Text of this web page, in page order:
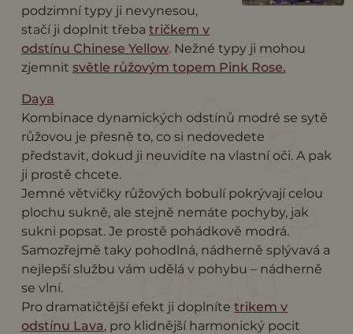
podzimní typy ji nevynesou,
stačí ji doplnit třeba tričkem v
odstínu Chinese Yellow. Nežné typy ji mohou
zjemnit světle růžovým topem Pink Rose.
Daya
Kombinace dynamických odstínů modré se sytě
růžovou je přesně to, co si nedovedete
představit, dokud ji neuvidíte na vlastní oči. A pak
ji prostě chcete.
Jemné větvičky růžových bobulí pokrývají celou
plochu sukně, ale stejně nemáte pochyby, jak
sukni popsat. Je prostě pohádkově modrá.
Samozřejmě taky pohodlná, nádherně splývavá a
nejlepší službu vám udělá v pohybu – nádherně
se vlní.
Pro dramatičtější efekt ji doplníte trikem v
odstínu Lava, pro klidnější harmonický pocit